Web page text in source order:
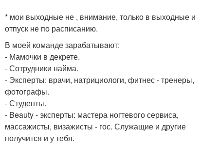
* мои выходные не , внимание, только в выходные и
отпуск не по расписанию.
В моей команде зарабатывaют:
- Мамочки в декрете.
- Сотрудники найма.
- Эксперты: врачи, натрициологи, фитнес - тренеры,
фотографы.
- Студенты.
- Beauty - эксперты: мастера ногтевого сервиса,
массажисты, визажисты - гос. Служащие и другие
получится и у тебя.